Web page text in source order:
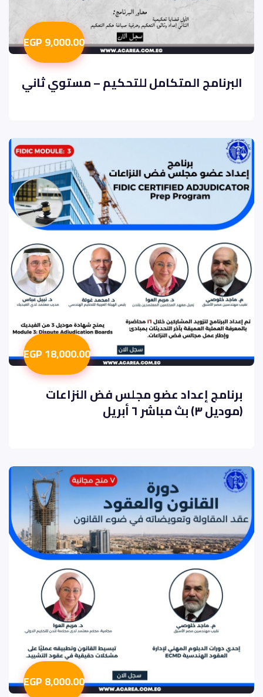
9,000.00 EGP
البرنامج المتكامل للتحكيم – مستوي ثاني
18,000.00 EGP
برنامج إعداد عضو مجلس فض النزاعات
(موديل ٣) بث مباشر ٦ أبريل
8,000.00 EGP